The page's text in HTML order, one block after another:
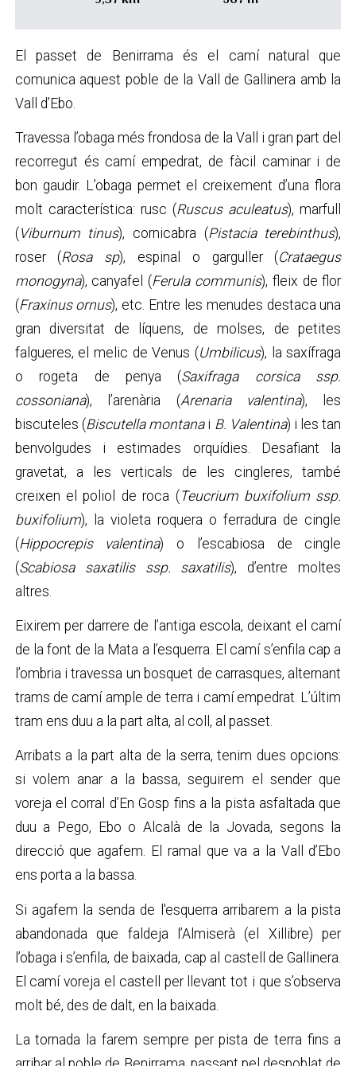
El passet de Benirrama és el camí natural que
comunica aquest poble de la Vall de Gallinera amb la
Vall d’Ebo.
Travessa l’obaga més frondosa de la Vall i gran part del
recorregut és camí empedrat, de fàcil caminar i de
bon gaudir. L’obaga permet el creixement d’una flora
molt característica: rusc (Ruscus aculeatus), marfull
( Viburnum tinus), cornicabra (Pistacia terebinthus),
roser (Rosa sp), espinal o garguller (Crataegus
monogyna), canyafel (Ferula communis), fleix de flor
(Fraxinus ornus), etc. Entre les menudes destaca una
gran diversitat de líquens, de molses, de petites
falgueres, el melic de Venus (Umbilicus), la saxífraga
o rogeta de penya (Saxifraga corsica ssp.
cossoniana), l’arenària (Arenaria valentina), les
biscuteles (Biscutella montanai B. Valentina) i les tan
benvolgudes i estimades orquídies. Desafiant la
gravetat, a les verticals de les cingleres, també
creixen el poliol de roca ( Teucrium buxifolium ssp.
buxifolium), la violeta roquera o ferradura de cingle
(Hippocrepis valentina) o l’escabiosa de cingle
(Scabiosa saxatilis ssp. saxatilis), d’entre moltes
altres.
Eixirem per darrere de l’antiga escola, deixant el camí
de la font de la Mata a l’esquerra. El camí s’enfila cap a
l’ombria i travessa un bosquet de carrasques, alternant
trams de camí ample de terra i camí empedrat. L’últim
tram ens duu a la part alta, al coll, al passet.
Arribats a la part alta de la serra, tenim dues opcions:
si volem anar a la bassa, seguirem el sender que
voreja el corral d’En Gosp fins a la pista asfaltada que
duu a Pego, Ebo o Alcalà de la Jovada, segons la
direcció que agafem. El ramal que va a la Vall d’Ebo
ens porta a la bassa.
Si agafem la senda de l'esquerra arribarem a la pista
abandonada que faldeja l’Almiserà (el Xillibre) per
l’obaga i s’enfila, de baixada, cap al castell de Gallinera.
El camí voreja el castell per llevant tot i que s’observa
molt bé, des de dalt, en la baixada.
La tornada la farem sempre per pista de terra fins a